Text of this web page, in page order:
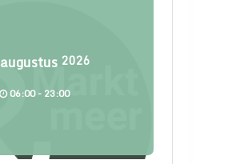
augustus 2026
06:00 - 23:00